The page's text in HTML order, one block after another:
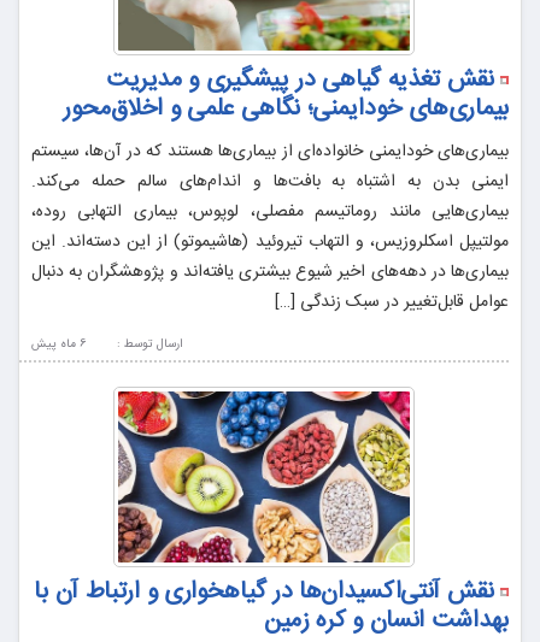
نقش تغذیه گیاهی در پیشگیری و مدیریت
بیماری‌های خودایمنی؛ نگاهی علمی و اخلاق‌محور
بیماری‌های خودایمنی خانواده‌ای از بیماری‌ها هستند که در آن‌ها، سیستم
ایمنی بدن به اشتباه به بافت‌ها و اندام‌های سالم حمله می‌کند.
بیماری‌هایی مانند روماتیسم مفصلی، لوپوس، بیماری التهابی روده،
مولتیپل اسکلروزیس، و التهاب تیروئید (هاشیموتو) از این دسته‌اند. این
بیماری‌ها در دهه‌های اخیر شیوع بیشتری یافته‌اند و پژوهشگران به دنبال
عوامل قابل‌تغییر در سبک زندگی […]
6 ماه پيش ارسال توسط :
نقش آنتی‌اکسیدان‌ها در گیاهخواری و ارتباط آن با
بهداشت انسان و کره زمین